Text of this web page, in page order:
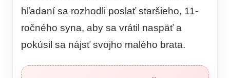
hľadaní sa rozhodli poslať staršieho, 11-
ročného syna, aby sa vrátil naspäť a
pokúsil sa nájsť svojho malého brata.